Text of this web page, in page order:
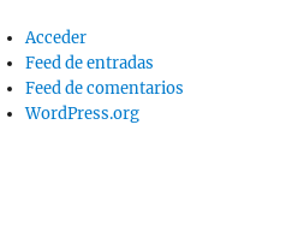
Acceder
Feed de entradas
Feed de comentarios
WordPress.org